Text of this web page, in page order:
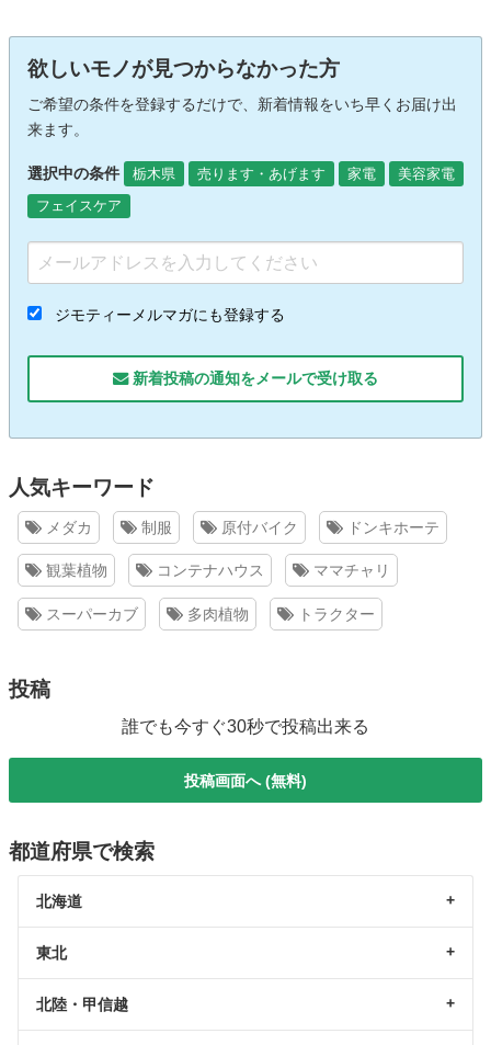
欲しいモノが見つからなかった方
ご希望の条件を登録するだけで、新着情報をいち早くお届け出
来ます。
選択中の条件 栃木県 売ります・あげます 家電
美容家電
フェイスケア
ジモティーメルマガにも登録する
新着投稿の通知をメールで受け取る
人気キーワード
メダカ 制服 原付バイク ドンキホーテ
観葉植物 コンテナハウス ママチャリ
スーパーカブ 多肉植物 トラクター
投稿
誰でも今すぐ30秒で投稿出来る
投稿画面へ (無料)
都道府県で検索
北海道
東北
北陸・甲信越